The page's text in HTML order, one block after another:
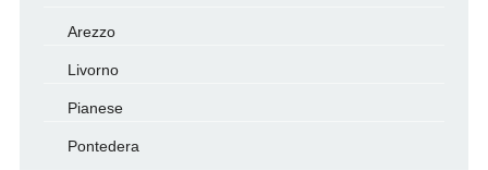
Arezzo
Livorno
Pianese
Pontedera